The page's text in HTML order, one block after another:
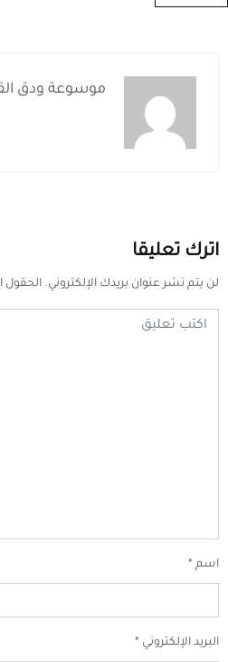
موسوعة ودق
اترك تعليقا
لن يتم نشر عنوان بريدك الإلكتروني. الحقول
اسم *
البريد الإلكتروني *